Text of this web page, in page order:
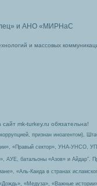
и АНО «МИРНаС
и массовых
mk-turkey.ru обязательна!
признан иноагентом),
«Правый сектор», УНА-УНСО,
АУЕ, батальоны «Азов» и
«Аль-Каида в странах
«Медуза», «Важные